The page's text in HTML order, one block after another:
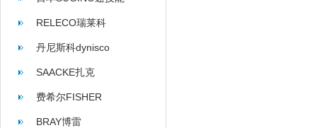
RELECO瑞莱科
丹尼斯科dynisco
SAACKE扎克
费希尔FISHER
BRAY博雷